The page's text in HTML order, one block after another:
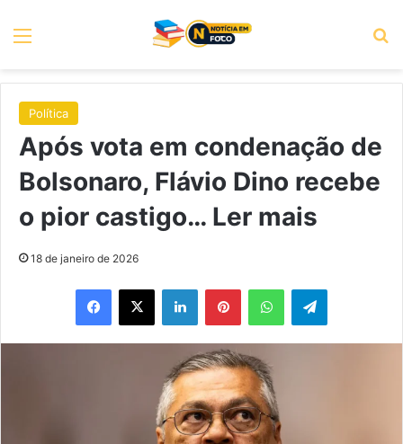
Menu
Política
Após vota em condenação de
Bolsonaro, Flávio Dino recebe
o pior castigo… Ler mais
18 de janeiro de 2026
Facebook
X LinkedinPinterestWhatsAppTelegram